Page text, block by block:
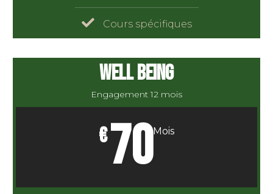
Cours spécifiques
WELL BEING
Engagement 12 mois
€70Mois